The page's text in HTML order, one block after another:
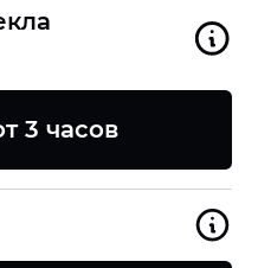
3 часов